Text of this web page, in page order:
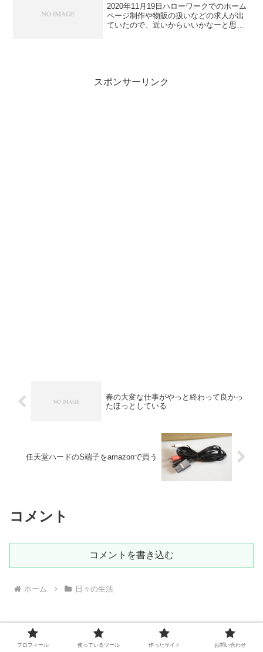
2020年11月19日ハローワークでのホーム
ページ制作や物販の扱いなどの求人が出
ていたので、近いからいいかなーと思っ
スポンサーリンク
春の大変な仕事がやっと終わって良かっ
たほっとしている
任天堂ハードのS端子をamazonで買う
コメント
コメントを書き込む
ホーム 日々の生活
プロフィール 使っているツール 作ったサイト お問い合わせ